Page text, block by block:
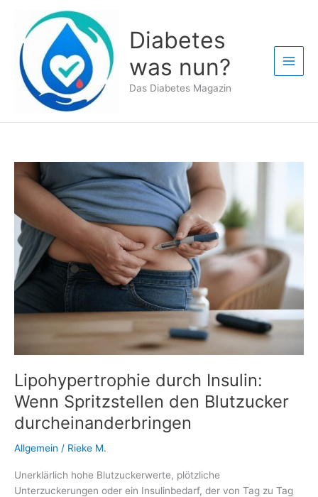
springen
Diabetes
was nun?
Das Diabetes Magazin
Lipohypertrophie durch Insulin:
Wenn Spritzstellen den Blutzucker
durcheinanderbringen
Allgemein / Rieke M.
Unerklärlich hohe Blutzuckerwerte, plötzliche
Unterzuckerungen oder ein Insulinbedarf, der von Tag zu Tag